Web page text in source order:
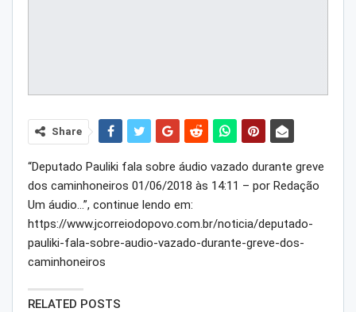
Share
“Deputado Pauliki fala sobre áudio vazado durante greve
dos caminhoneiros 01/06/2018 às 14:11 – por Redação
Um áudio…”, continue lendo em:
https://www.jcorreiodopovo.com.br/noticia/deputado-
pauliki-fala-sobre-audio-vazado-durante-greve-dos-
caminhoneiros
RELATED POSTS